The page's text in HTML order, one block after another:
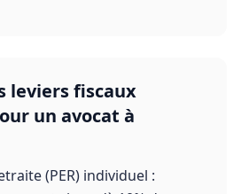
leviers fiscaux
un avocat à
(PER) individuel :